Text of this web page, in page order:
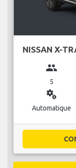
NISSAN X-
group
5
miscellaneous_services
Automatique